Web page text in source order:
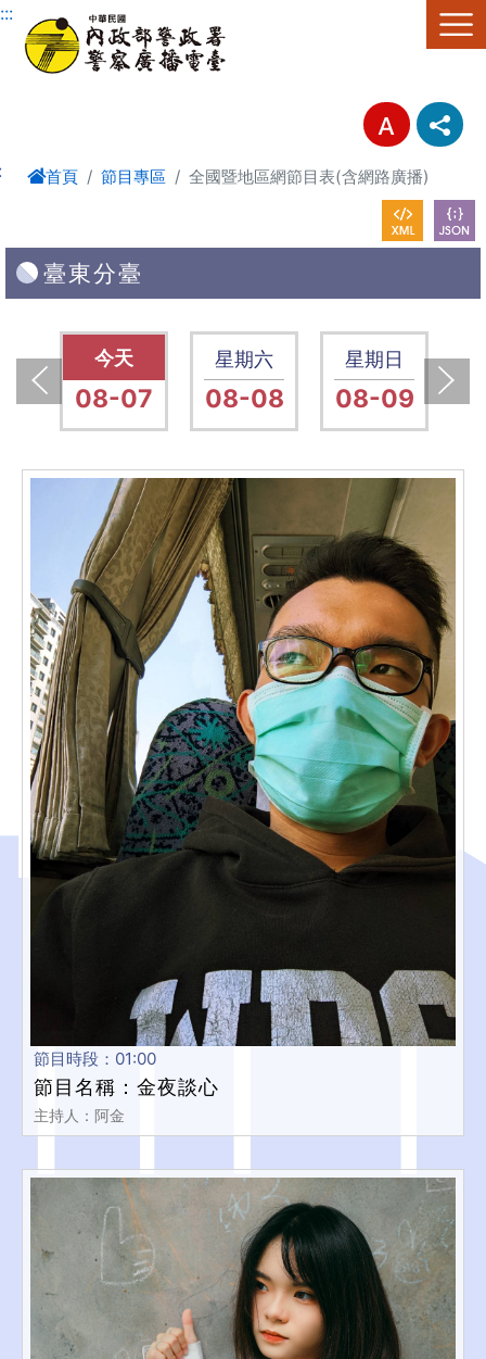
進入內容區塊
:::
首頁 節目專區 全國暨地區網節目表(含網路廣播)
臺東分臺
上一張(Previous)
星期五
08-07
星期六
08-08
星期日
08-09 下一張(Next)
節目時段：01:00
節目名稱：金夜談心
主持人：阿金